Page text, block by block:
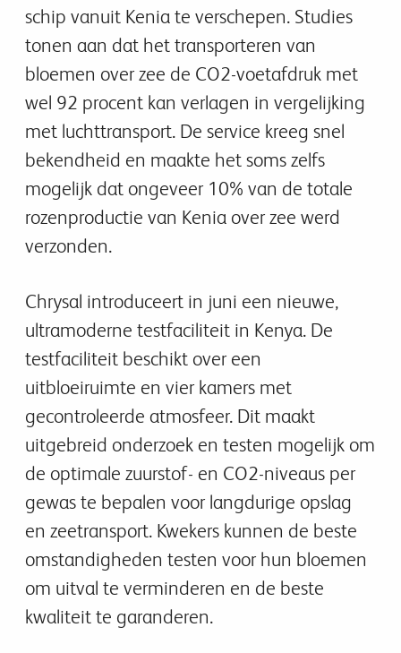
schip vanuit Kenia te verschepen. Studies
tonen aan dat het transporteren van
bloemen over zee de CO2-voetafdruk met
wel 92 procent kan verlagen in vergelijking
met luchttransport. De service kreeg snel
bekendheid en maakte het soms zelfs
mogelijk dat ongeveer 10% van de totale
rozenproductie van Kenia over zee werd
verzonden.
Chrysal introduceert in juni een nieuwe,
ultramoderne testfaciliteit in Kenya. De
testfaciliteit beschikt over een
uitbloeiruimte en vier kamers met
gecontroleerde atmosfeer. Dit maakt
uitgebreid onderzoek en testen mogelijk om
de optimale zuurstof- en CO2-niveaus per
gewas te bepalen voor langdurige opslag
en zeetransport. Kwekers kunnen de beste
omstandigheden testen voor hun bloemen
om uitval te verminderen en de beste
kwaliteit te garanderen.